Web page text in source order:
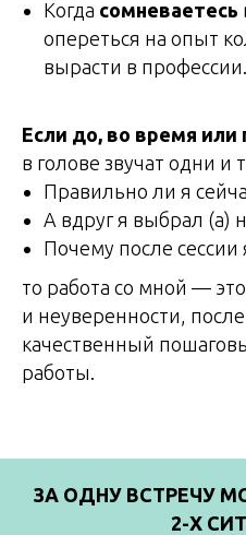
Когда сомневаетесь
опереться на опыт
вырасти в профессии.
Если до, во время или
в голове звучат одни и
Правильно ли я
А вдруг я выбрал (а)
Почему после
то работа со мной — это
и неуверенности,
качественный
работы.
ЗА ОДНУ ВСТРЕЧУ
2-Х